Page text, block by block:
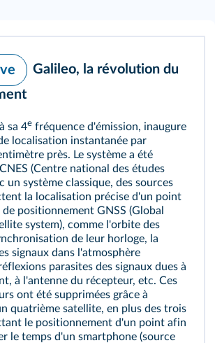
Galileo, la révolution du
sa 4e fréquence d'émission, inaugure
localisation instantanée par
près. Le système a été
(Centre national des études
un système classique, des sources
la localisation précise d'un point
positionnement GNSS (Global
system), comme l'orbite des
de leur horloge, la
signaux dans l'atmosphère
parasites des signaux dues à
à l'antenne du récepteur, etc. Ces
ont été supprimées grâce à
quatrième satellite, en plus des trois
le positionnement d'un point afin
le temps d'un smartphone (source